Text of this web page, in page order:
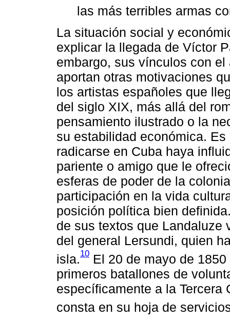
las más terribles armas
La situación social y
explicar la llegada de Víctor
embargo, sus vínculos con
aportan otras motivaciones
los artistas españoles que
del siglo XIX, más allá del
pensamiento ilustrado o la
su estabilidad económica.
radicarse en Cuba haya
pariente o amigo que le
esferas de poder de la
participación en la vida
posición política bien
de sus textos que Landaluze
del general Lersundi, quien
isla.10 El 20 de mayo de
primeros batallones de
específicamente a la Tercera
consta en su hoja de